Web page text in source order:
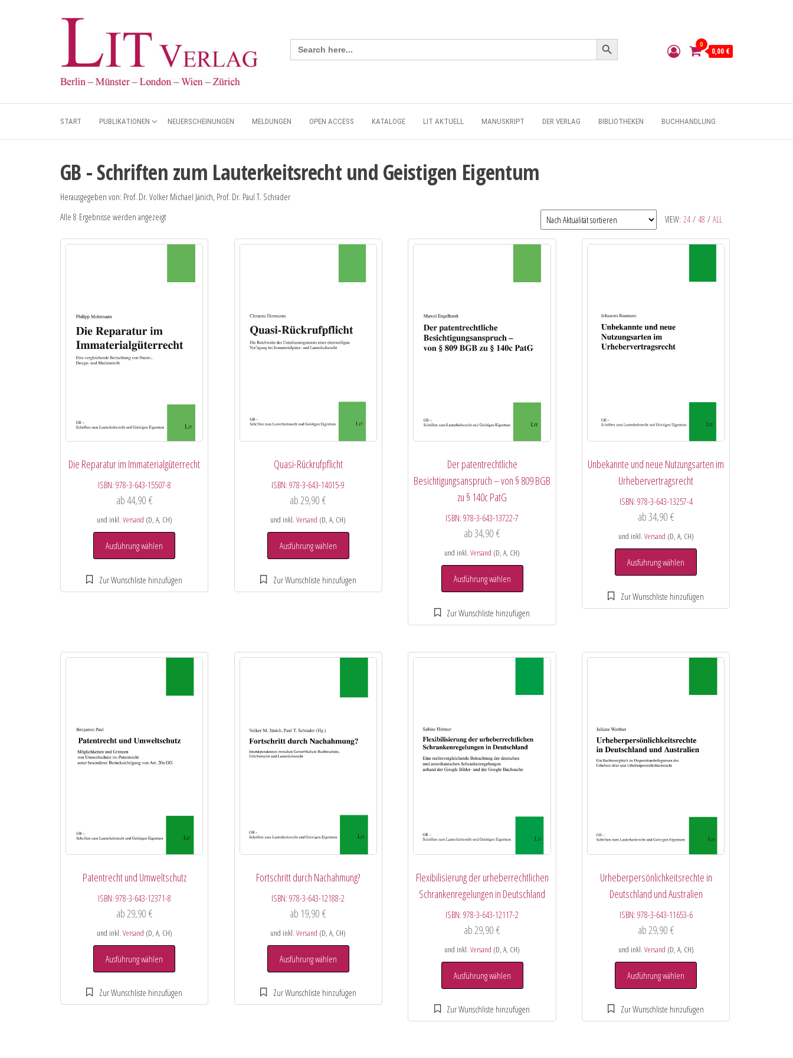
Search
for:
Search Button
0
0,00 €
START PUBLIKATIONEN NEUERSCHEINUNGEN MELDUNGEN OPEN ACCESS KATALOGE LIT AKTUELL MANUSKRIPT DER VERLAG BIBLIOTHEKEN BUCHHANDLUNG
GB - Schriften zum Lauterkeitsrecht und Geistigen Eigentum
Herausgegeben von: Prof. Dr. Volker Michael Jänich, Prof. Dr. Paul T. Schrader
VIEW: 24 / 48 / ALL
Alle 8 Ergebnisse werden angezeigt
Die Reparatur im Immaterialgüterrecht
ISBN: 978-3-643-15507-8
ab44,90 €
und inkl. Versand (D, A, CH)
Ausführung wählen
Quasi-Rückrufpflicht
ISBN:978-3-643-14015-9
ab29,90€
und inkl.Versand (D, A, CH)
Ausführung wählen
Der patentrechtliche
Besichtigungsanspruch – von § 809 BGB
zu § 140c PatG
ISBN:978-3-643-13722-7
ab34,90€
und inkl.Versand (D, A, CH)
Ausführung wählen
Unbekannte und neue Nutzungsarten im
Urhebervertragsrecht
ISBN: 978-3-643-13257-4
ab34,90 €
und inkl. Versand (D, A, CH)
Ausführung wählen
Patentrecht und Umweltschutz
ISBN: 978-3-643-12371-8
ab 29,90 €
und inkl. Versand (D, A, CH)
Ausführung wählen
Fortschritt durch Nachahmung?
ISBN:978-3-643-12188-2
ab 19,90€
und inkl.Versand (D, A, CH)
Ausführung wählen
Flexibilisierung der urheberrechtlichen
Schrankenregelungen in Deutschland
ISBN:978-3-643-12117-2
ab 29,90€
und inkl.Versand (D, A, CH)
Ausführung wählen
Urheberpersönlichkeitsrechte in
Deutschland und Australien
ISBN: 978-3-643-11653-6
ab 29,90 €
und inkl. Versand (D, A, CH)
Ausführung wählen